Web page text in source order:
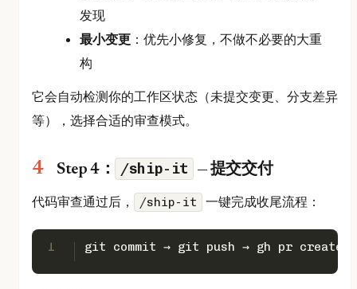
发现
最小变更 ：优先小修复，不做不必要的大重
构
它会自动检测你的工作区状态（未提交变更、分支差异
等），选择合适的审查模式。
Step 4： /ship-it
— 提交交付
代码审查通过后，
/ship-it 一键完成收尾流程：
1 git commit → git push → gh pr create